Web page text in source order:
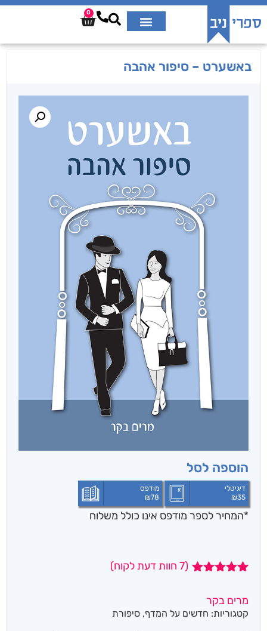
0
באשערט – סיפור אהבה
הוספה לסל
דיגיטלי
₪35
מודפס
₪78
*המחיר לספר מודפס אינו כולל משלוח
מבוסס על
דירוגים של
(
7 חוות דעת לקוח)
מרים בקר
קטגוריות: חדשים על המדף, סיפורת